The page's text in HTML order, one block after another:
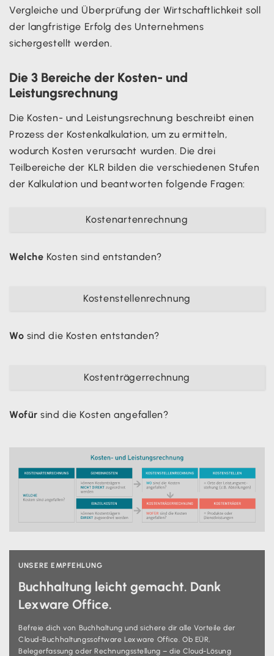
Vergleiche und Überprüfung der Wirtschaftlichkeit soll
der langfristige Erfolg des Unternehmens
sichergestellt werden.
Die 3 Bereiche der Kosten- und
Leistungsrechnung
Die Kosten- und Leistungsrechnung beschreibt einen
Prozess der Kostenkalkulation, um zu ermitteln,
wodurch Kosten verursacht wurden. Die drei
Teilbereiche der KLR bilden die verschiedenen Stufen
der Kalkulation und beantworten folgende Fragen:
Kostenartenrechnung
Welche Kosten sind entstanden?
Kostenstellenrechnung
Wo sind die Kosten entstanden?
Kostenträgerrechnung
Wofür sind die Kosten angefallen?
UNSERE EMPFEHLUNG
Buchhaltung leicht gemacht. Dank
Lexware Office.
Befreie dich von Buchhaltung und sichere dir alle Vorteile der
Cloud-Buchhaltungssoftware Lexware Office. Ob EÜR,
Belegerfassung oder Rechnungsstellung – die Cloud-Lösung